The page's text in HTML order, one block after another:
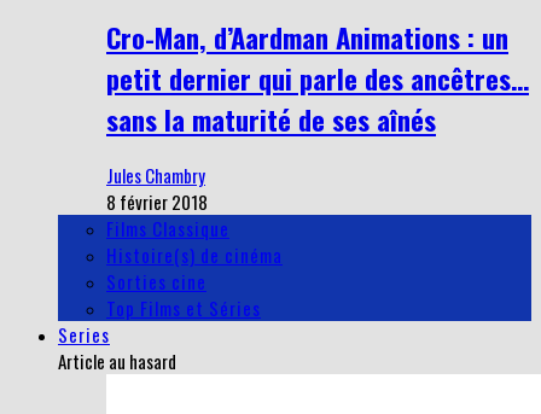
Cro-Man, d’Aardman Animations : un
petit dernier qui parle des ancêtres…
sans la maturité de ses aînés
Jules Chambry
8 février 2018
Films Classique
Histoire(s) de cinéma
Sorties cine
Top Films et Séries
Series
Article au hasard